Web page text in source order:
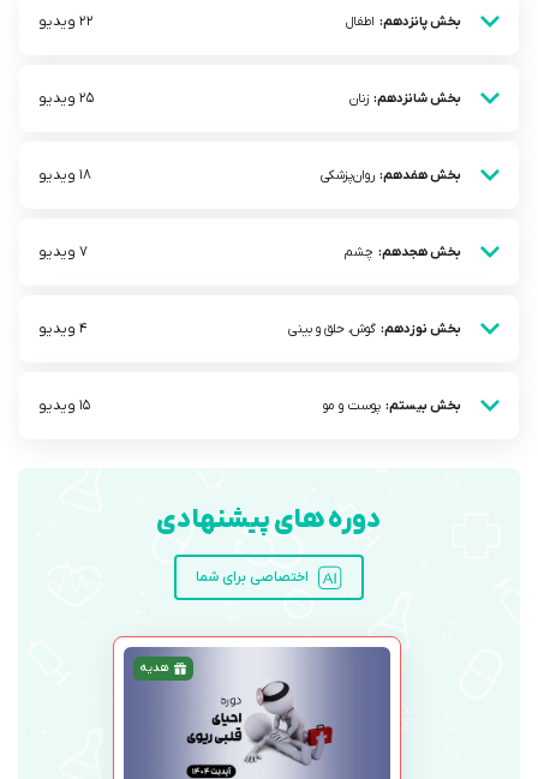
بخش پانزدهم: اطفال 22 ویدیو
بخش شانزدهم: زنان 25 ویدیو
بخش هفدهم: روان‌پزشکی 18 ویدیو
بخش هجدهم: چشم 7 ویدیو
بخش نوزدهم: گوش، حلق و بینی 4 ویدیو
بخش بیستم: پوست و مو 15 ویدیو
دوره های پیشنهادی
اختصاصی برای شما
هدیه